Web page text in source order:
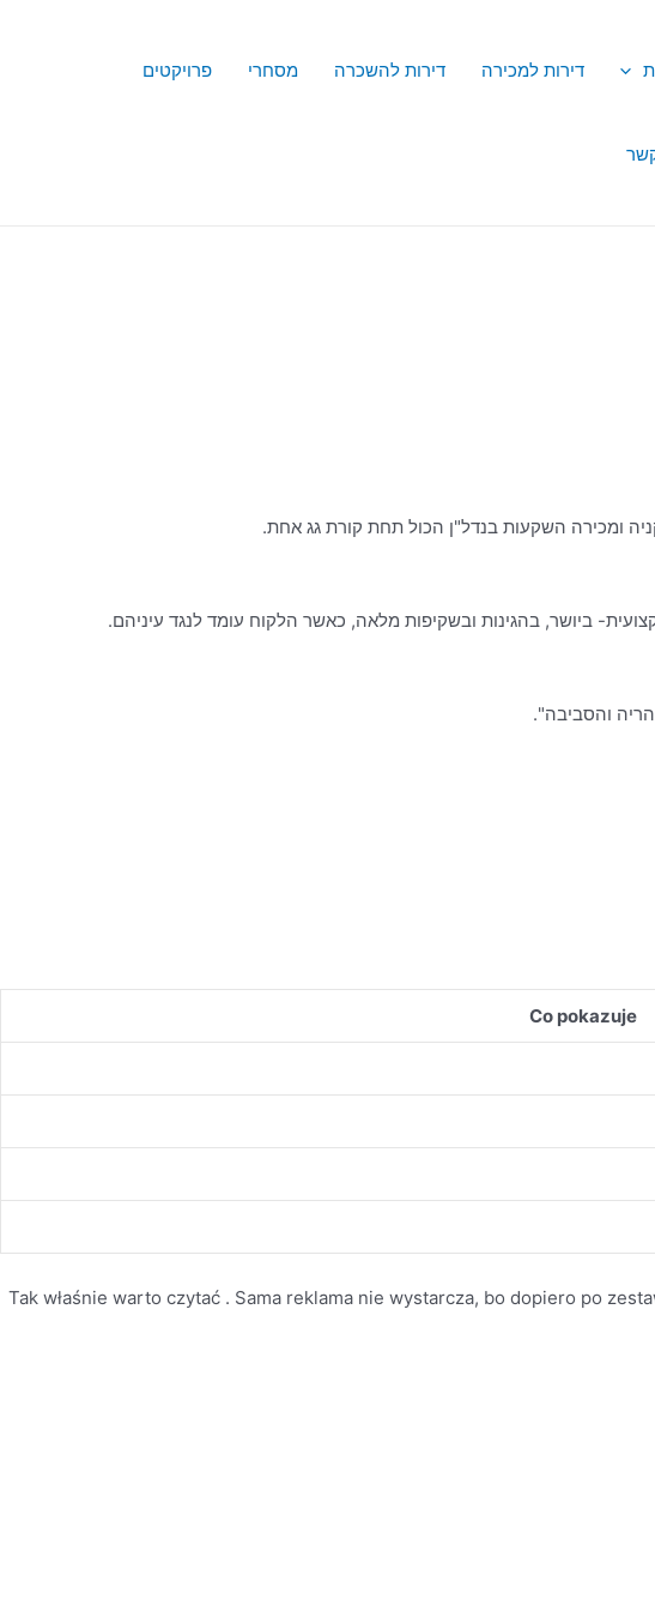
דירות למכירה דירות להשכרה מסחרי פרויקטים
ומכירה השקעות בנדל"ן הכול תחת קורת גג אחת.
והסביבה".
Co pokazuje
Tak właśnie warto czytać . Sama reklama nie wystarcza, bo dopiero po